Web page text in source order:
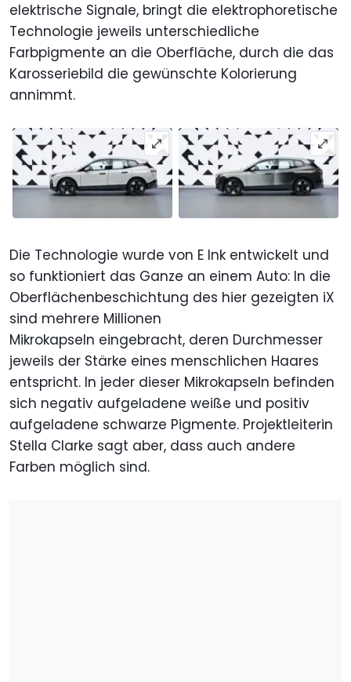
elektrische Signale, bringt die elektrophoretische
Technologie jeweils unterschiedliche
Farbpigmente an die Oberfläche, durch die das
Karosseriebild die gewünschte Kolorierung
annimmt.
Die Technologie wurde von E Ink entwickelt und
so funktioniert das Ganze an einem Auto: In die
Oberflächenbeschichtung des hier gezeigten iX
sind mehrere Millionen
Mikrokapseln eingebracht, deren Durchmesser
jeweils der Stärke eines menschlichen Haares
entspricht. In jeder dieser Mikrokapseln befinden
sich negativ aufgeladene weiße und positiv
aufgeladene schwarze Pigmente. Projektleiterin
Stella Clarke sagt aber, dass auch andere
Farben möglich sind.